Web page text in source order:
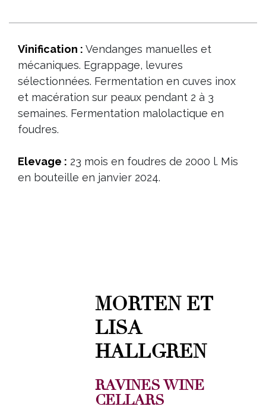
Vinification : Vendanges manuelles et
mécaniques. Egrappage, levures
sélectionnées. Fermentation en cuves inox
et macération sur peaux pendant 2 à 3
semaines. Fermentation malolactique en
foudres.
Elevage : 23 mois en foudres de 2000 l. Mis
en bouteille en janvier 2024.
MORTEN ET
LISA
HALLGREN
RAVINES WINE
CELLARS